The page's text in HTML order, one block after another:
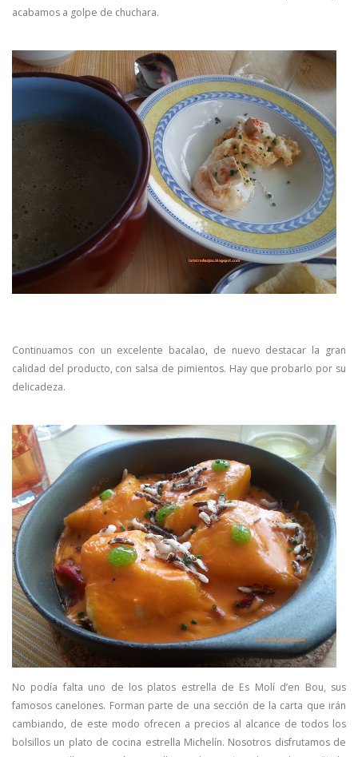
acabamos a golpe de chuchara.
Continuamos con un excelente bacalao, de nuevo destacar la gran
calidad del producto, con salsa de pimientos. Hay que probarlo por su
delicadeza.
No podía falta uno de los platos estrella de Es Molí d’en Bou, sus
famosos canelones. Forman parte de una sección de la carta que irán
cambiando, de este modo ofrecen a precios al alcance de todos los
bolsillos un plato de cocina estrella Michelín. Nosotros disfrutamos de